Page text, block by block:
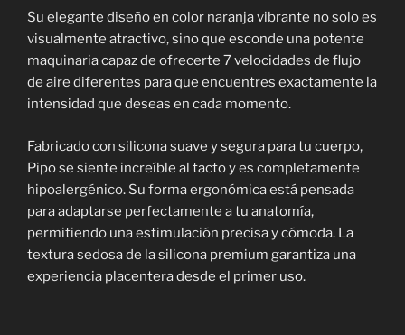
Su elegante diseño en color naranja vibrante no solo es
visualmente atractivo, sino que esconde una potente
maquinaria capaz de ofrecerte 7 velocidades de flujo
de aire diferentes para que encuentres exactamente la
intensidad que deseas en cada momento.
Fabricado con silicona suave y segura para tu cuerpo,
Pipo se siente increíble al tacto y es completamente
hipoalergénico. Su forma ergonómica está pensada
para adaptarse perfectamente a tu anatomía,
permitiendo una estimulación precisa y cómoda. La
textura sedosa de la silicona premium garantiza una
experiencia placentera desde el primer uso.